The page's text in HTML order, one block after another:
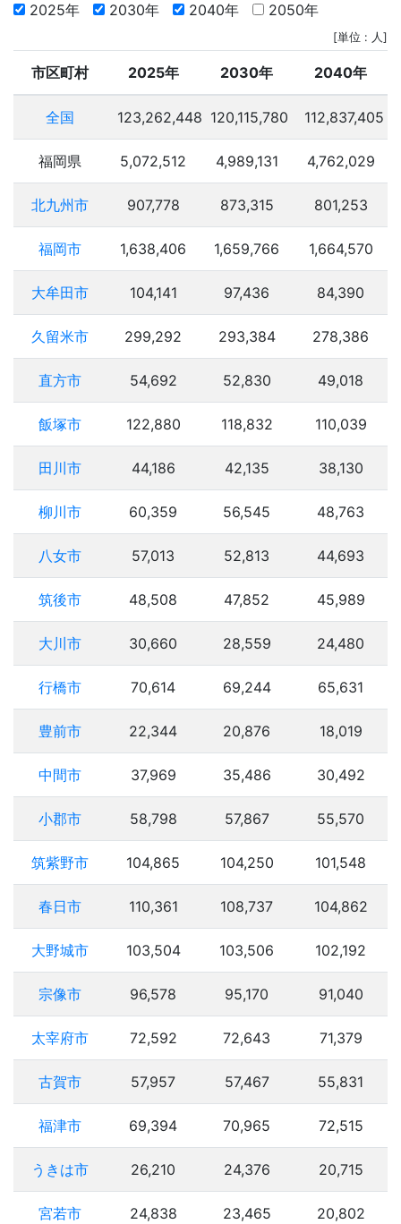
2025年 2030年 2040年 2050年
[単位 : 人]
市区町村 2025年 2030年 2040年
全国 123,262,448 120,115,780 112,837,405
福岡県 5,072,512 4,989,131 4,762,029
北九州市 907,778 873,315 801,253
福岡市 1,638,406 1,659,766 1,664,570
大牟田市 104,141 97,436 84,390
久留米市 299,292 293,384 278,386
直方市 54,692 52,830 49,018
飯塚市 122,880 118,832 110,039
田川市 44,186 42,135 38,130
柳川市 60,359 56,545 48,763
八女市 57,013 52,813 44,693
筑後市 48,508 47,852 45,989
大川市 30,660 28,559 24,480
行橋市 70,614 69,244 65,631
豊前市 22,344 20,876 18,019
中間市 37,969 35,486 30,492
小郡市 58,798 57,867 55,570
筑紫野市 104,865 104,250 101,548
春日市 110,361 108,737 104,862
大野城市 103,504 103,506 102,192
宗像市 96,578 95,170 91,040
太宰府市 72,592 72,643 71,379
古賀市 57,957 57,467 55,831
福津市 69,394 70,965 72,515
うきは市 26,210 24,376 20,715
宮若市 24,838 23,465 20,802